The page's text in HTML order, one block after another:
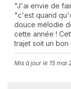
"J'ai envie de
"c'est quand
douce mélodie
cette année !
trajet soit un bon
Mis à jour le 15 mai